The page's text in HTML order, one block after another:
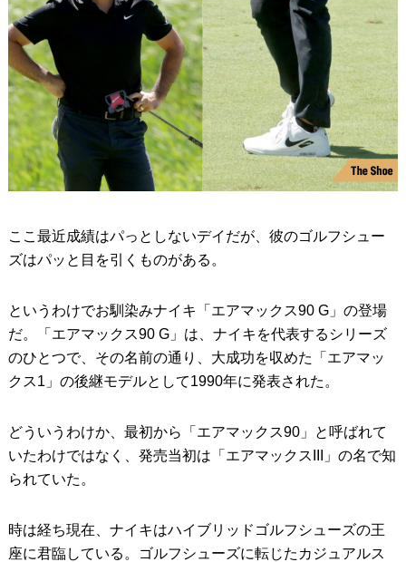
ここ最近成績はパっとしないデイだが、彼のゴルフシュー
ズはパッと目を引くものがある。
というわけでお馴染みナイキ「エアマックス90 G」の登場
だ。「エアマックス90 G」は、ナイキを代表するシリーズ
のひとつで、その名前の通り、大成功を収めた「エアマッ
クス1」の後継モデルとして1990年に発表された。
どういうわけか、最初から「エアマックス90」と呼ばれて
いたわけではなく、発売当初は「エアマックスIII」の名で知
られていた。
時は経ち現在、ナイキはハイブリッドゴルフシューズの王
座に君臨している。ゴルフシューズに転じたカジュアルス